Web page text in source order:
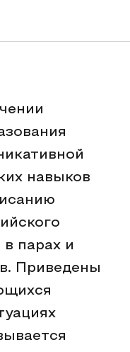
навыков
парах и
Приведены